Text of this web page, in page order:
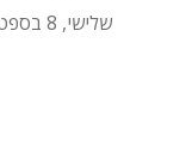
שלישי, 8 בספטמבר 2026